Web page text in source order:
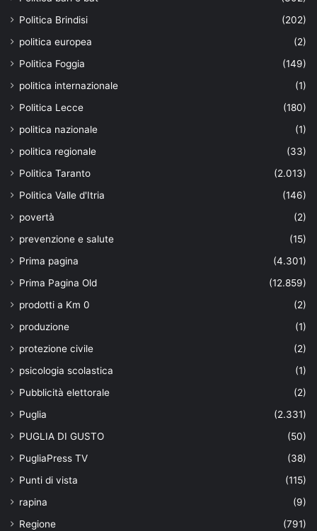
Politica Brindisi
(202)
politica europea
(2)
Politica Foggia
(149)
politica internazionale
(1)
Politica Lecce
(180)
politica nazionale
(1)
politica regionale
(33)
Politica Taranto
(2.013)
Politica Valle d'Itria
(146)
povertà
(2)
prevenzione e salute
(15)
Prima pagina
(4.301)
Prima Pagina Old
(12.859)
prodotti a Km 0
(2)
produzione
(1)
protezione civile
(2)
psicologia scolastica
(1)
Pubblicità elettorale
(2)
Puglia
(2.331)
PUGLIA DI GUSTO
(50)
PugliaPress TV
(38)
Punti di vista
(115)
rapina
(9)
Regione
(791)